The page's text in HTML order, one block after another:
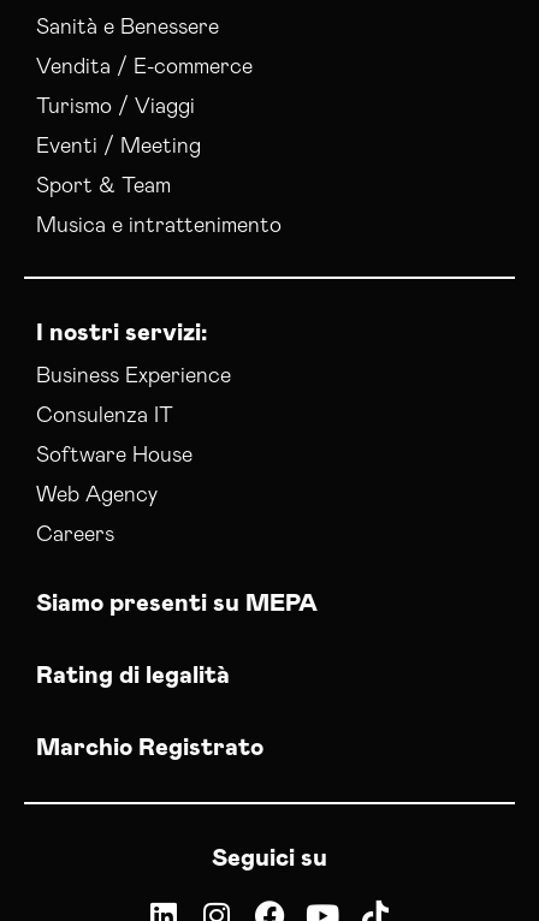
Sanità e Benessere
Vendita / E-commerce
Turismo / Viaggi
Eventi / Meeting
Sport & Team
Musica e intrattenimento
I nostri servizi:
Business Experience
Consulenza IT
Software House
Web Agency
Careers
Siamo presenti su MEPA
Rating di legalità
Marchio Registrato
Seguici su